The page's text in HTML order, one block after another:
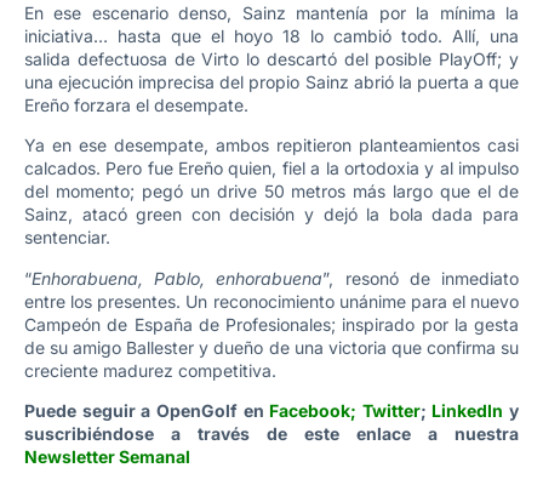
En ese escenario denso, Sainz mantenía por la mínima la
iniciativa… hasta que el hoyo 18 lo cambió todo. Allí, una
salida defectuosa de Virto lo descartó del posible PlayOff; y
una ejecución imprecisa del propio Sainz abrió la puerta a que
Ereño forzara el desempate.
Ya en ese desempate, ambos repitieron planteamientos casi
calcados. Pero fue Ereño quien, fiel a la ortodoxia y al impulso
del momento; pegó un drive 50 metros más largo que el de
Sainz, atacó green con decisión y dejó la bola dada para
sentenciar.
“Enhorabuena, Pablo, enhorabuena”, resonó de inmediato
entre los presentes. Un reconocimiento unánime para el nuevo
Campeón de España de Profesionales; inspirado por la gesta
de su amigo Ballester y dueño de una victoria que confirma su
creciente madurez competitiva.
Puede seguir a OpenGolf en Facebook; Twitter; LinkedIn y
suscribiéndose a través de este enlace a nuestra
Newsletter Semanal